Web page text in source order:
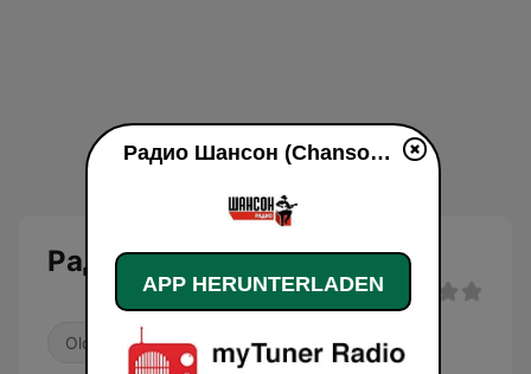
Радио Шансон (Chanson)
Oldies
Радио Шансон (Chanson) live
APP HERUNTERLADEN